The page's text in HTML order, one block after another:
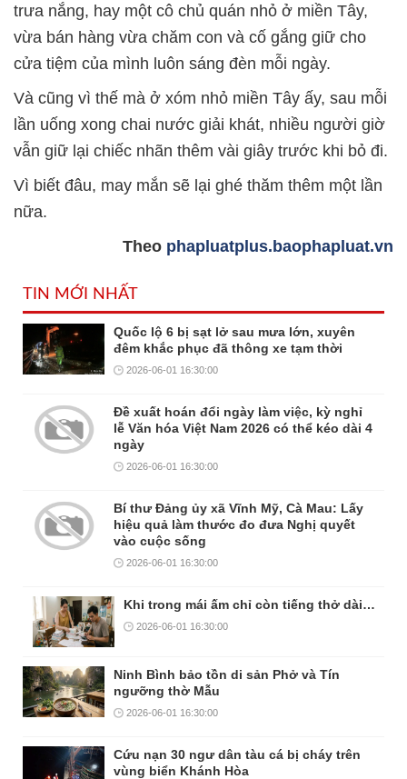
trưa nắng, hay một cô chủ quán nhỏ ở miền Tây,
vừa bán hàng vừa chăm con và cố gắng giữ cho
cửa tiệm của mình luôn sáng đèn mỗi ngày.
Và cũng vì thế mà ở xóm nhỏ miền Tây ấy, sau mỗi
lần uống xong chai nước giải khát, nhiều người giờ
vẫn giữ lại chiếc nhãn thêm vài giây trước khi bỏ đi.
Vì biết đâu, may mắn sẽ lại ghé thăm thêm một lần
nữa.
Theo phapluatplus.baophapluat.vn
TIN MỚI NHẤT
Quốc lộ 6 bị sạt lở sau mưa lớn, xuyên
đêm khắc phục đã thông xe tạm thời
2026-06-01 16:30:00
Đề xuất hoán đổi ngày làm việc, kỳ nghỉ
lễ Văn hóa Việt Nam 2026 có thể kéo dài 4
ngày
2026-06-01 16:30:00
Bí thư Đảng ủy xã Vĩnh Mỹ, Cà Mau: Lấy
hiệu quả làm thước đo đưa Nghị quyết
vào cuộc sống
2026-06-01 16:30:00
Khi trong mái ấm chỉ còn tiếng thở dài…
2026-06-01 16:30:00
Ninh Bình bảo tồn di sản Phở và Tín
ngưỡng thờ Mẫu
2026-06-01 16:30:00
Cứu nạn 30 ngư dân tàu cá bị cháy trên
vùng biển Khánh Hòa